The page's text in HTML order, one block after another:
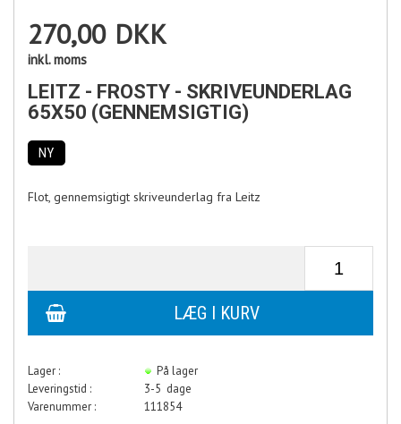
270,00 DKK
inkl. moms
LEITZ - FROSTY - SKRIVEUNDERLAG
65X50 (GENNEMSIGTIG)
NY
Flot, gennemsigtigt skriveunderlag fra Leitz
Lager :
På lager
Leveringstid :
3-5 dage
Varenummer :
111854